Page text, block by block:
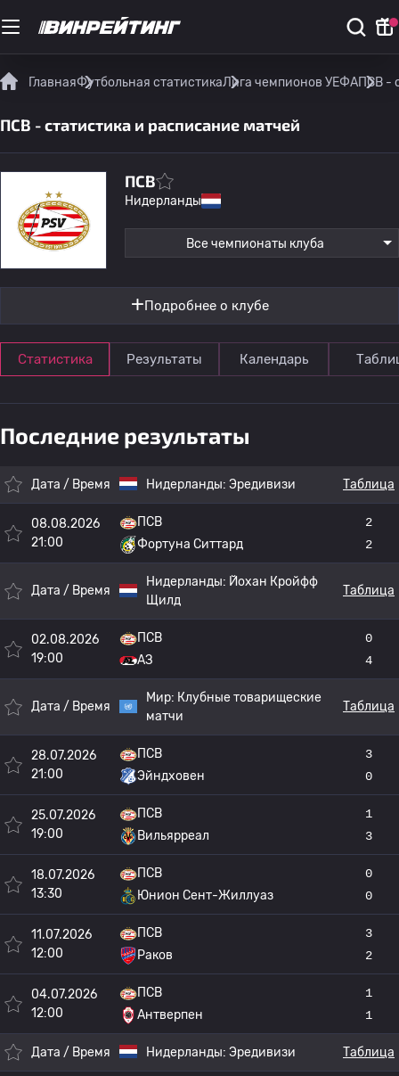
ГлавнаяФутбольная статистикаЛига чемпионов УЕФАПСВ -
ПСВ - статистика и расписание матчей
ПСВ
Нидерланды
Все чемпионаты клуба
Подробнее о клубе
Статистика Результаты Календарь
Последние результаты
Дата / Время Нидерланды: Эредивизи Таблица
08.08.2026
21:00
ПСВ
Фортуна Ситтард
2
2
Дата / Время
Нидерланды: Йохан Кройфф
Щилд
Таблица
02.08.2026
19:00
ПСВ
АЗ
0
4
Дата / Время
Мир: Клубные товарищеские
матчи
Таблица
28.07.2026
21:00
ПСВ
Эйндховен
3
0
25.07.2026
19:00
ПСВ
Вильярреал
1
3
18.07.2026
13:30
ПСВ
Юнион Сент-Жиллуаз
0
0
11.07.2026
12:00
ПСВ
Раков
3
2
04.07.2026
12:00
ПСВ
Антверпен
1
1
Дата / Время Нидерланды: Эредивизи Таблица